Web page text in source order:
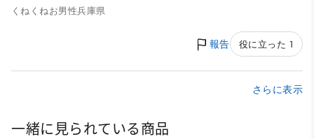
くねくねお男性兵庫県
報告 役に立った 1
さらに表示
一緒に見られている商品